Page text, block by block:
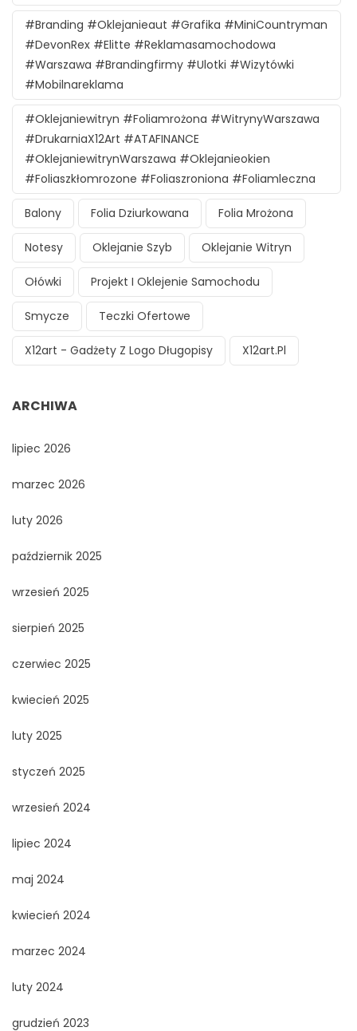
#branding #oklejanieaut #grafika #MiniCountryman
#DevonRex #Elitte #reklamasamochodowa
#Warszawa #brandingfirmy #ulotki #wizytówki
#mobilnareklama
#oklejaniewitryn #foliamrożona #witrynyWarszawa
#DrukarniaX12Art #ATAFINANCE
#oklejaniewitrynWarszawa #oklejanieokien
#foliaszkłomrozone #foliaszroniona #foliamleczna
Balony Folia Dziurkowana Folia Mrożona
Notesy Oklejanie Szyb Oklejanie Witryn
Ołówki Projekt I Oklejenie Samochodu
Smycze Teczki Ofertowe
X12art - Gadżety Z Logo Długopisy X12art.pl
ARCHIWA
lipiec 2026
marzec 2026
luty 2026
październik 2025
wrzesień 2025
sierpień 2025
czerwiec 2025
kwiecień 2025
luty 2025
styczeń 2025
wrzesień 2024
lipiec 2024
maj 2024
kwiecień 2024
marzec 2024
luty 2024
grudzień 2023